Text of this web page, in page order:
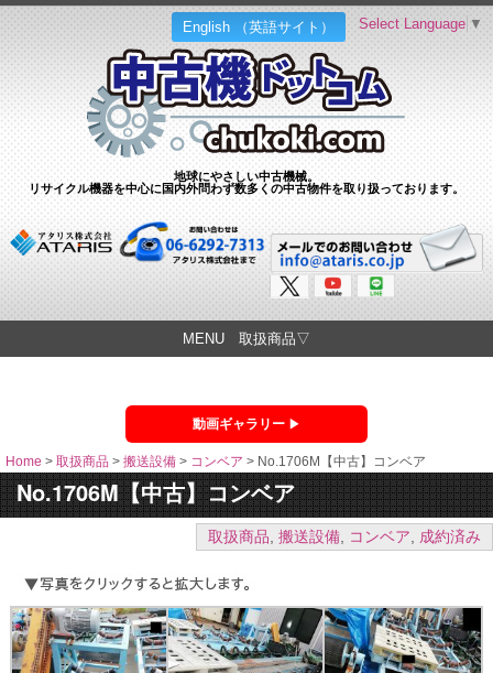
English （英語サイト）
地球にやさしい中古機械。
リサイクル機器を中心に国内外問わず数多くの中古物件を取り扱っております。
Select Language ▼
MENU 取扱商品▽
動画ギャラリー
Home > 取扱商品 > 搬送設備 > コンベア > No.1706M【中古】コンベア
No.1706M【中古】コンベア
取扱商品, 搬送設備, コンベア, 成約済み